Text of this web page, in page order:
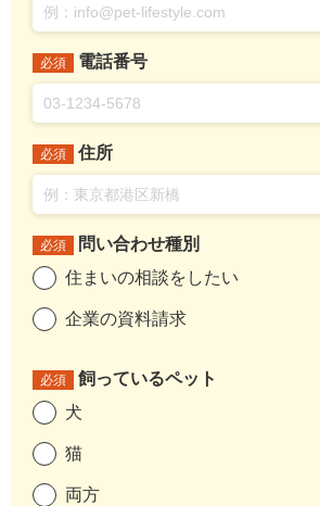
必須 電話番号
必須 住所
必須
問い合わせ種別
住まいの相談をしたい
企業の資料請求
必須
飼っているペット
犬
猫
両方